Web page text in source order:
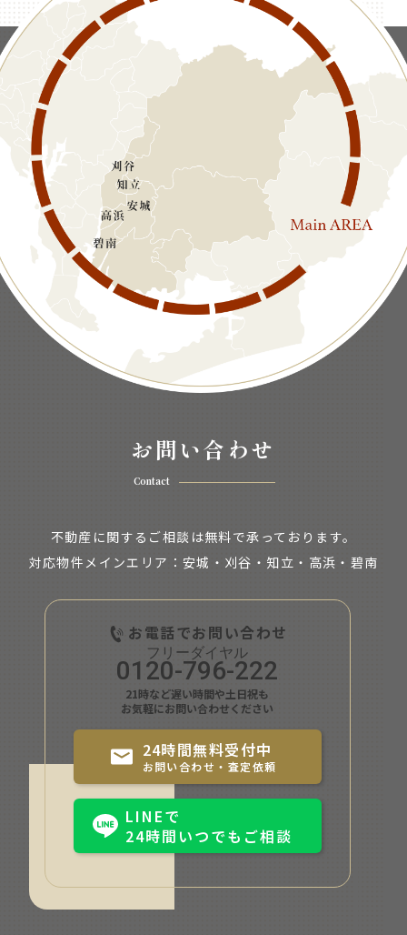
お問い合わせ
Contact
不動産に関するご相談は無料で承っております。
対応物件メインエリア：安城・刈谷・知立・ 高浜・碧南
お電話でお問い合わせ
0120-796-222
21時など遅い時間や土日祝も
お気軽にお問い合わせください
24時間無料受付中
お問い合わせ・査定依頼
LINEで
24時間いつでもご相談